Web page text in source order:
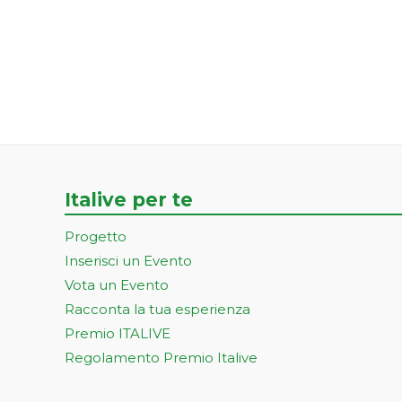
Italive per te
Progetto
Inserisci un Evento
Vota un Evento
Racconta la tua esperienza
Premio ITALIVE
Regolamento Premio Italive